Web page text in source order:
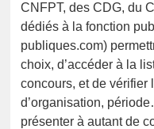
CNFPT, des CDG, du
dédiés à la fonction
publiques.com)
choix, d’accéder à la
concours, et de vérifier
d’organisation,
présenter à autant de